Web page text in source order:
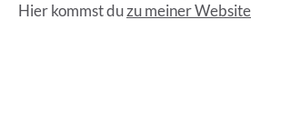
Hier kommst duzu meiner Website